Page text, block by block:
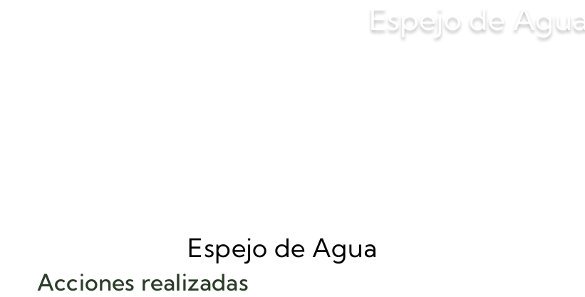
Espejo de Agua
Espejo de Agua
Acciones realizadas